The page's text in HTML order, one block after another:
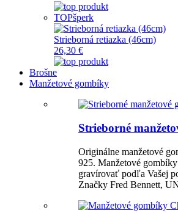
TOPšperk
Strieborná retiazka (46cm)
26,30 €
Brošne
Manžetové gombíky
Strieborné
Originálne manžetové
925. Manžetové
gravírovať podľa Vašej
Značky Fred Bennett,